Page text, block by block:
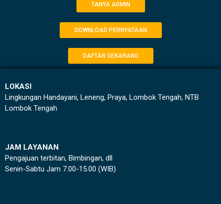
TANYA ADMIN
DOWNLOAD PERNYATAAN
DAFTAR SEKARANG
LOKASI
Lingkungan Handayani, Leneng, Praya, Lombok Tengah, NTB
Lombok Tengah
JAM LAYANAN
Pengajuan terbitan, Bimbingan, dll
Senin-Sabtu Jam 7.00-15.00 (WIB)